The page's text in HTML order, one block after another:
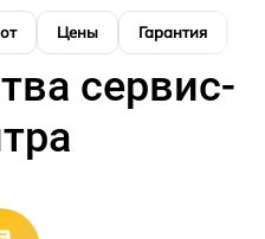
Цены Гарантия
сервис-